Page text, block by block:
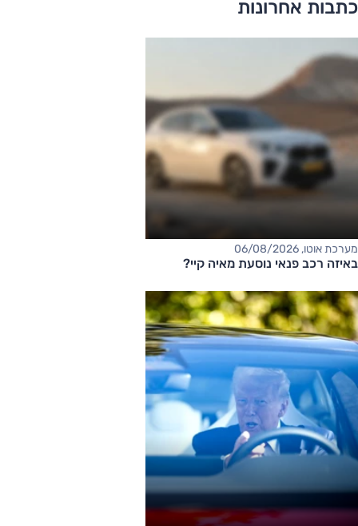
כתבות אחרונות
מערכת אוטו, 06/08/2026
באיזה רכב פנאי נוסעת מאיה קיי?